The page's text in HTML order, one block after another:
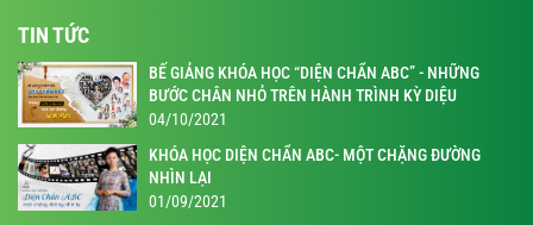
TIN TỨC
BẾ GIẢNG KHÓA HỌC “DIỆN CHẨN ABC” - NHỮNG
BƯỚC CHÂN NHỎ TRÊN HÀNH TRÌNH KỲ DIỆU
04/10/2021
KHÓA HỌC DIỆN CHẨN ABC- MỘT CHẶNG ĐƯỜNG
NHÌN LẠI
01/09/2021